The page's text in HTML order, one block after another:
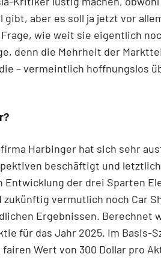
aber es soll ja jetzt vor
wie weit sie eigentlich
denn die Mehrheit der
– vermeintlich hoffnungslos
Harbinger hat sich sehr
beschäftigt und
Entwicklung der drei Sparten
vermutlich noch Car
Ergebnissen. Berechnet
für das Jahr 2025. Im Basis-
Wert von 300 Dollar pro